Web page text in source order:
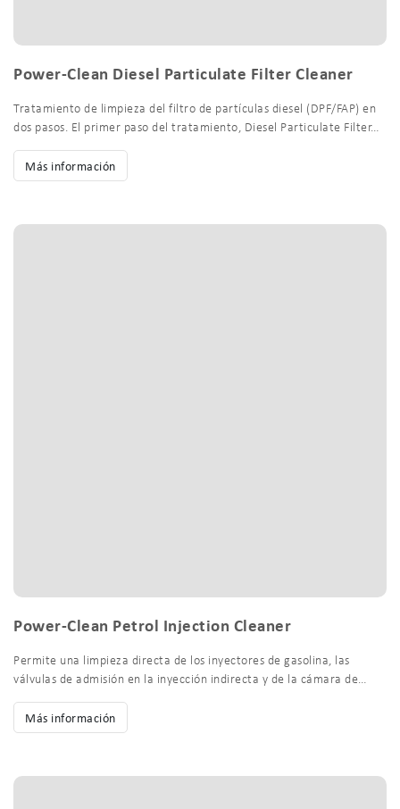
Power-Clean Diesel Particulate Filter Cleaner
Tratamiento de limpieza del filtro de partículas diesel (DPF/FAP) en
dos pasos. El primer paso del tratamiento, Diesel Particulate Filter…
Más información
Power-Clean Petrol Injection Cleaner
Permite una limpieza directa de los inyectores de gasolina, las
válvulas de admisión en la inyección indirecta y de la cámara de…
Más información